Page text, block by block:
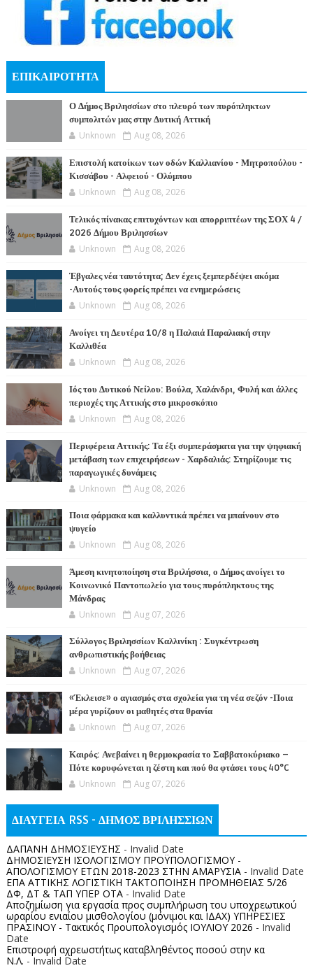
ΕΠΙΚΑΙΡΟΤΗΤΑ
Ο Δήμος Βριλησσίων στο πλευρό των πυρόπληκτων
συμπολιτών μας στην Δυτική Αττική
Unknown Aug 08, 2026
Επιστολή κατοίκων των οδών Καλλιανίου - Μητροπούλου -
Κισσάβου - Αλφειού - Ολύμπου
Unknown Aug 08, 2026
Τελικός πίνακας επιτυχόντων και απορριπτέων της ΣΟΧ 4 /
2026 Δήμου Βριλησσίων
Unknown Aug 08, 2026
Έβγαλες νέα ταυτότητα; Δεν έχεις ξεμπερδέψει ακόμα
-Αυτούς τους φορείς πρέπει να ενημερώσεις
Unknown Aug 08, 2026
Ανοίγει τη Δευτέρα 10/8 η Παλαιά Παραλιακή στην
Καλλιθέα
Unknown Aug 08, 2026
Ιός του Δυτικού Νείλου: Βούλα, Χαλάνδρι, Φυλή και άλλες
περιοχές της Αττικής στο μικροσκόπιο
Unknown Aug 08, 2026
Περιφέρεια Αττικής: Τα έξι συμπεράσματα για την ψηφιακή
μετάβαση των επιχειρήσεων - Χαρδαλιάς: Στηρίζουμε τις
παραγωγικές δυνάμεις
Unknown Aug 08, 2026
Ποια φάρμακα και καλλυντικά πρέπει να μπαίνουν στο
ψυγείο
Unknown Aug 08, 2026
Άμεση κινητοποίηση στα Βριλήσσια, ο Δήμος ανοίγει το
Κοινωνικό Παντοπωλείο για τους πυρόπληκτους της
Μάνδρας
Unknown Aug 07, 2026
Σύλλογος Βριλησσίων Καλλινίκη : Συγκέντρωση
ανθρωπιστικής βοήθειας
Unknown Aug 07, 2026
«Έκλεισε» ο αγιασμός στα σχολεία για τη νέα σεζόν -Ποια
μέρα γυρίζουν οι μαθητές στα θρανία
Unknown Aug 07, 2026
Καιρός: Ανεβαίνει η θερμοκρασία το Σαββατοκύριακο –
Πότε κορυφώνεται η ζέστη και πού θα φτάσει τους 40°C
Unknown Aug 07, 2026
ΔΙΑΥΓΕΙΑ RSS - ΔΗΜΟΣ ΒΡΙΛΗΣΣΙΩΝ
ΔΑΠΑΝΗ ΔΗΜΟΣΙΕΥΣΗΣ - Invalid Date
ΔΗΜΟΣΙΕΥΣΗ ΙΣΟΛΟΓΙΣΜΟΥ ΠΡΟΫΠΟΛΟΓΙΣΜΟΥ -
ΑΠΟΛΟΓΙΣΜΟΥ ΕΤΩΝ 2018-2023 ΣΤΗΝ ΑΜΑΡΥΣΙΑ- Invalid Date
ΕΠΑ ΑΤΤΙΚΗΣ ΛΟΓΙΣΤΙΚΗ ΤΑΚΤΟΠΟΙΗΣΗ ΠΡΟΜΗΘΕΙΑΣ 5/26
ΔΦ, ΔΤ & ΤΑΠ ΥΠΕΡ ΟΤΑ- Invalid Date
Αποζημίωση για εργασία προς συμπλήρωση του υποχρεωτικού
ωραρίου ενιαίου μισθολογίου (μόνιμοι και ΙΔΑΧ) ΥΠΗΡΕΣΙΕΣ
ΠΡΑΣΙΝΟΥ - Τακτικός Προυπολογισμός ΙΟΥΛΙΟΥ 2026 - Invalid
Date
Επιστροφή αχρεωστήτως καταβληθέντος ποσoύ στην κα
Ν.Λ. - Invalid Date